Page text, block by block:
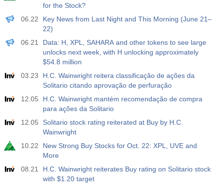
Mudança de Crédito ao Consumidor do Sistema de
Reserva Federal (FRS) (Mensal)
Atu.
USD
Ouro - Posições Líquidas de Especuladores no
182.1 mil
Petróleo bruto - Posições Líquidas de Especuladores
no Relatório da CFTC
Atu.
120.1 mil
19:30
S&P 500 - Posições Líquidas de Especuladores no
Relatório da CFTC
for the Stock?
06.22
Key News from Last Night and This Morning (June 21–
22)
06.21
Data: H, XPL, SAHARA and other tokens to see large
unlocks next week, with H unlocking approximately
$54.8 million
03.23
H.C. Wainwright reitera classificação de ações da
Solitario citando aprovação de perfuração
12.05
H.C. Wainwright mantém recomendação de compra
para ações da Solitario
12.05
Solitario stock rating reiterated at Buy by H.C.
Wainwright
10.22
New Strong Buy Stocks for Oct. 22: XPL, UVE and
More
08.21
H.C. Wainwright reiterates Buy rating on Solitario stock
with $1.20 target